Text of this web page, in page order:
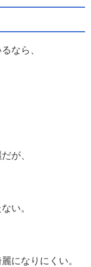
なら、
が、
い。
になりにくい。